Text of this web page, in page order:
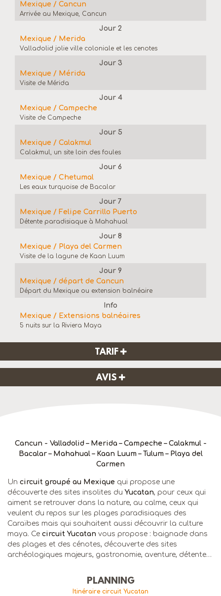
Mexique / Cancun
Arrivée au Mexique, Cancun
Jour 2
Mexique / Merida
Valladolid jolie ville coloniale et les cenotes
Jour 3
Mexique / Mérida
Visite de Mérida
Jour 4
Mexique / Campeche
Visite de Campeche
Jour 5
Mexique / Calakmul
Calakmul, un site loin des foules
Jour 6
Mexique / Chetumal
Les eaux turquoise de Bacalar
Jour 7
Mexique / Felipe Carrillo Puerto
Détente paradisiaque à Mahahual
Jour 8
Mexique / Playa del Carmen
Visite de la lagune de Kaan Luum
Jour 9
Mexique / départ de Cancun
Départ du Mexique ou extension balnéaire
Info
Mexique / Extensions balnéaires
5 nuits sur la Riviera Maya
TARIF
AVIS
Cancun - Valladolid – Merida – Campeche – Calakmul -
Bacalar – Mahahual – Kaan Luum – Tulum – Playa del
Carmen
Un circuit groupé au Mexique qui propose une
découverte des sites insolites du Yucatan, pour ceux qui
aiment se retrouver dans la nature, au calme, ceux qui
veulent du repos sur les plages paradisiaques des
Caraïbes mais qui souhaitent aussi découvrir la culture
maya. Ce circuit Yucatan vous propose : baignade dans
des plages et des cénotes, découverte des sites
archéologiques majeurs, gastronomie, aventure, détente…
PLANNING
Itinéraire circuit Yucatan